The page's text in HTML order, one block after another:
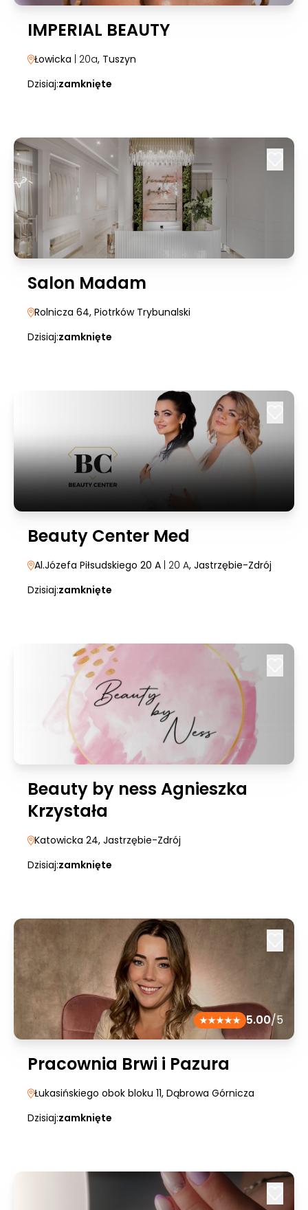
IMPERIAL BEAUTY
Łowicka | 20a, Tuszyn
Dzisiaj:zamknięte
Salon Madam
Rolnicza 64, Piotrków Trybunalski
Dzisiaj:zamknięte
Beauty Center Med
Al.Józefa Piłsudskiego 20 A | 20 A, Jastrzębie-Zdrój
Dzisiaj:zamknięte
Beauty by ness Agnieszka
Krzystała
Katowicka 24, Jastrzębie-Zdrój
Dzisiaj:zamknięte
5.00/5
Pracownia Brwi i Pazura
Łukasińskiego obok bloku 11, Dąbrowa Górnicza
Dzisiaj:zamknięte